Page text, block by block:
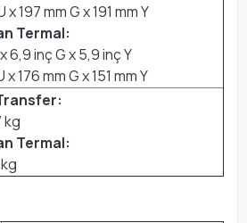
x 197 mm G x 191 mm Y
Termal:
6,9 inç G x 5,9 inç Y
x 176 mm G x 151 mm Y
kg
Termal: